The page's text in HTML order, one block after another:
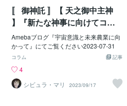
〚 御神託 〛【 天之御中主神
】『新たな神事に向けてコト
が動いておる 第一段階』
Amebaブログ『宇宙意識と未来農業に向
かって』にてご覧ください2023-07-31
記事
コラム
4
シビュラ・マリ
2023/09/17